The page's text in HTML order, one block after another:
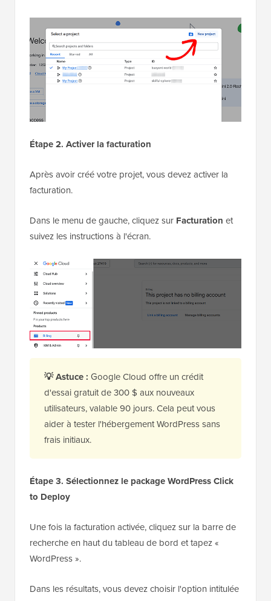
Étape 2. Activer la facturation
Après avoir créé votre projet, vous devez activer la
facturation.
Dans le menu de gauche, cliquez sur Facturation et
suivez les instructions à l'écran.
💡 Astuce : Google Cloud offre un crédit
d'essai gratuit de 300 $ aux nouveaux
utilisateurs, valable 90 jours. Cela peut vous
aider à tester l'hébergement WordPress sans
frais initiaux.
Étape 3. Sélectionnez le package WordPress Click
to Deploy
Une fois la facturation activée, cliquez sur la barre de
recherche en haut du tableau de bord et tapez «
WordPress ».
Dans les résultats, vous devez choisir l'option intitulée